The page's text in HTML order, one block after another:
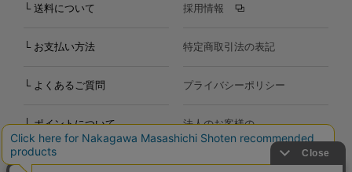
└ 送料について
└ お支払い方法
└ よくあるご質問
└ ポイントについて
個人のお客様の
採用情報
特定商取引法の表記
プライバシーポリシー
法人のお客様の
お問い合わせ